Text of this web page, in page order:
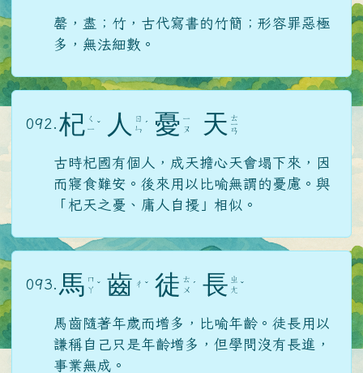
罄，盡；竹，古代寫書的竹簡；形容罪惡極
多，無法細數。
092. 杞 ㄑ
ㄧ ˇ 人
ㄖ
ㄣ ˊ 憂 ㄧ
ㄡ
天 ㄊ
ㄧ
ㄢ
古時杞國有個人，成天擔心天會塌下來，因
而寢食難安。後來用以比喻無謂的憂慮。與
「杞天之憂、庸人自擾」相似。
093. 馬 ㄇ
ㄚ ˇ 齒 ㄔ ˇ 徒 ㄊ
ㄨ ˊ 長 ㄓ
ㄤ ˇ
馬齒隨著年歲而增多，比喻年齡。徒長用以
謙稱自己只是年齡增多，但學問沒有長進，
事業無成。